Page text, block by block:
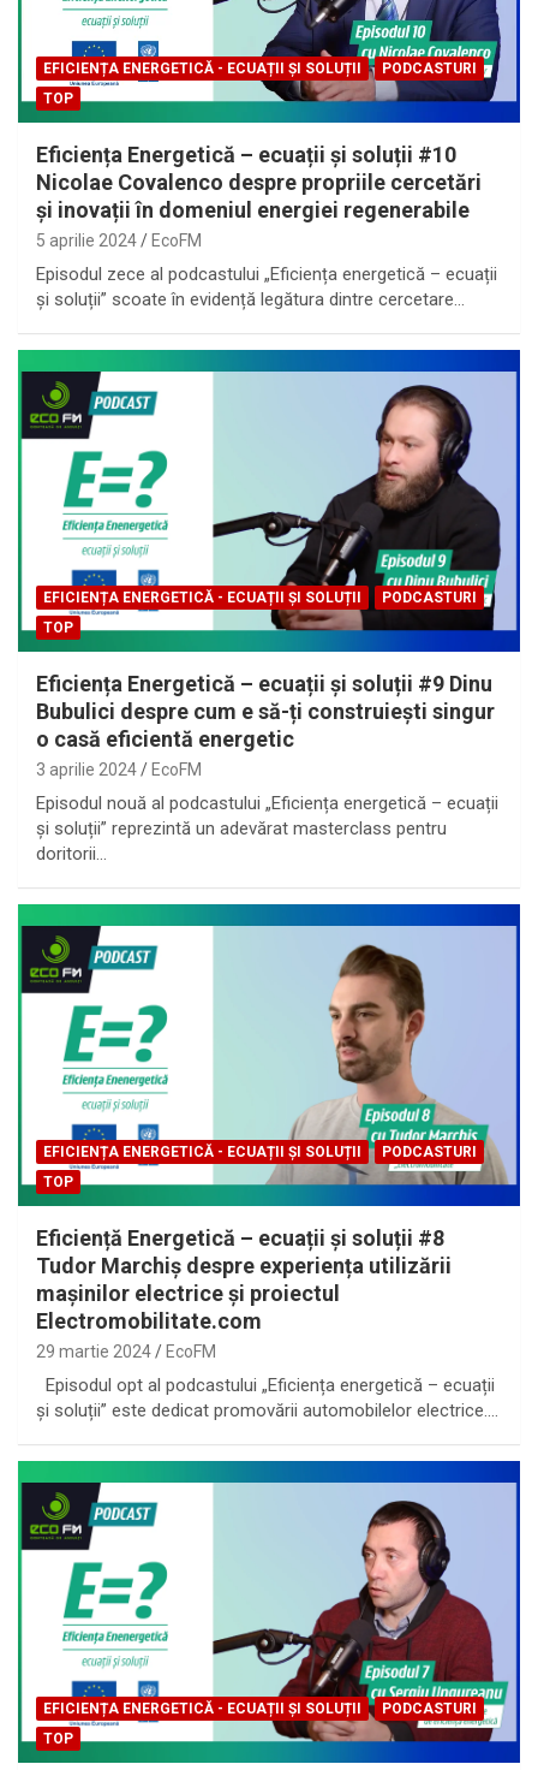
EFICIENȚA ENERGETICĂ - ECUAȚII ȘI SOLUȚII
PODCASTURI
TOP
Eficiența Energetică – ecuații și soluții #10
Nicolae Covalenco despre propriile cercetări
și inovații în domeniul energiei regenerabile
5 aprilie 2024 EcoFM
Episodul zece al podcastului „Eficiența energetică – ecuații
și soluții” scoate în evidență legătura dintre cercetare…
EFICIENȚA ENERGETICĂ - ECUAȚII ȘI SOLUȚII
PODCASTURI
TOP
Eficiența Energetică – ecuații și soluții #9 Dinu
Bubulici despre cum e să-ți construiești singur
o casă eficientă energetic
3 aprilie 2024 EcoFM
Episodul nouă al podcastului „Eficiența energetică – ecuații
și soluții” reprezintă un adevărat masterclass pentru
doritorii…
EFICIENȚA ENERGETICĂ - ECUAȚII ȘI SOLUȚII
PODCASTURI
TOP
Eficiență Energetică – ecuații și soluții #8
Tudor Marchiș despre experiența utilizării
mașinilor electrice și proiectul
Electromobilitate.com
29 martie 2024 EcoFM
Episodul opt al podcastului „Eficiența energetică – ecuații
și soluții” este dedicat promovării automobilelor electrice.…
EFICIENȚA ENERGETICĂ - ECUAȚII ȘI SOLUȚII
PODCASTURI
TOP